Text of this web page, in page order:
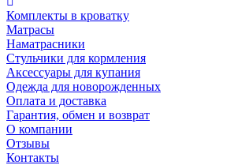
Комплекты в кроватку
Матрасы
Наматрасники
Стульчики для кормления
Аксессуары для купания
Одежда для новорожденных
Оплата и доставка
Гарантия, обмен и возврат
О компании
Отзывы
Контакты